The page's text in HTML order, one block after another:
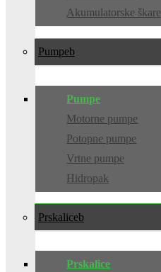
Akumulatorske škare
Pumpe
Pumpe
Motorne pumpe
Potopne pumpe
Vrtne pumpe
Hidropak
Prskalice
Prskalice